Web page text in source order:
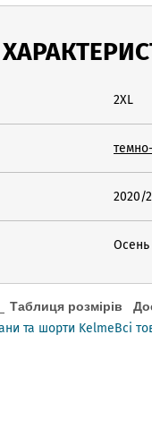
2XL
2020/
Таблиця розмірів
та шорти KelmeВсі